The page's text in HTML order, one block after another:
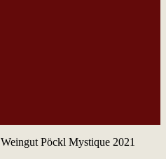
Weingut Pöckl Mystique 2021